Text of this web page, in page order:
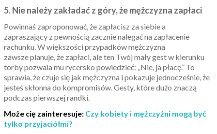
5. Nie należy zakładać z góry, że mężczyzna zapłaci
Powinnaś zaproponować, że zapłacisz za siebie a
zapraszający z pewnością zacznie nalegać na zapłacenie
rachunku. W większości przypadków mężczyzna
zawsze planuje, że zapłaci, ale ten Twój mały gest w kierunku
torby pozwala mu rycersko powiedzieć: „Nie, ja płacę.” To
sprawia, że czuje się jak mężczyzna i pokazuje jednocześnie, że
jesteś skłonna do kompromisów. Gesty, które dużo znaczą
podczas pierwszej randki.
Może cię zainteresuje: Czy kobiety i mężczyźni mogą być
tylko przyjaciółmi?